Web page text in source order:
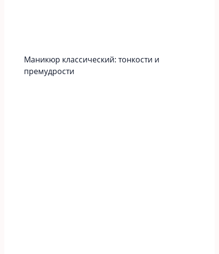
Маникюр классический: тонкости и
премудрости